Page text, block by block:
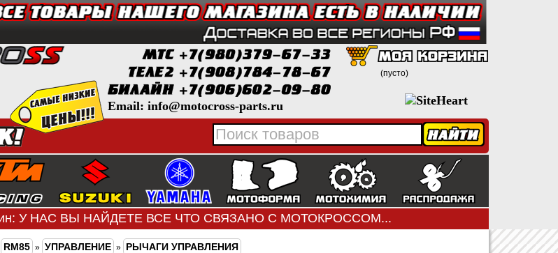
(пусто)
Email: info@motocross-parts.ru
У НАС ВЫ НАЙДЕТЕ ВСЕ ЧТО СВЯЗАНО С МОТОКРОССОМ...
RM85 » УПРАВЛЕНИЕ » РЫЧАГИ УПРАВЛЕНИЯ